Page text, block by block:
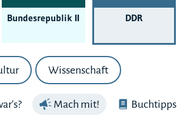
Bundes­republik II DDR
Wissenschaft
Mach mit! Buchtipps